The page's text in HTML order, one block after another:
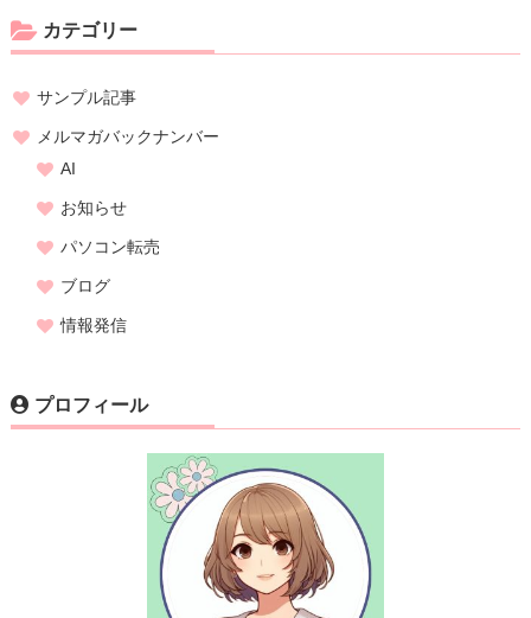
カテゴリー
サンプル記事
メルマガバックナンバー
AI
お知らせ
パソコン転売
ブログ
情報発信
プロフィール